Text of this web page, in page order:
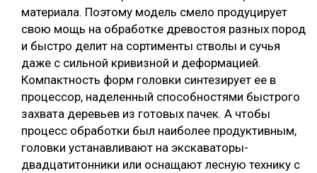
материала. Поэтому модель смело продуцирует
свою мощь на обработке древостоя разных пород
и быстро делит на сортименты стволы и сучья
даже с сильной кривизной и деформацией.
Компактность форм головки синтезирует ее в
процессор, наделенный способностями быстрого
захвата деревьев из готовых пачек. А чтобы
процесс обработки был наиболее продуктивным,
головки устанавливают на экскаваторы-
двадцатитонники или оснащают лесную технику с